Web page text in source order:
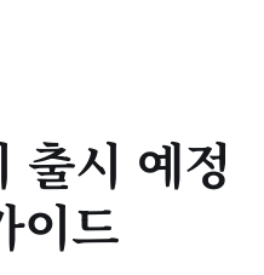
출시 예정
이드